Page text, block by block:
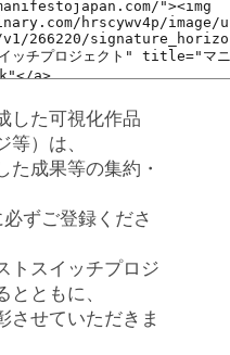
した可視化作品
等）は、
た成果等の集約・
必ずご登録くださ
トスイッチプロジ
とともに、
させていただきま